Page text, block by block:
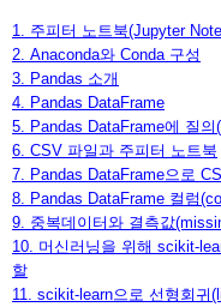
1. 주피터 노트북(Jupyter
2. Anaconda와 Conda 구성
3. Pandas 소개
4. Pandas DataFrame
5. Pandas DataFrame에 질의
6. CSV 파일과 주피터 노트북
7. Pandas DataFrame으로
8. Pandas DataFrame 컬럼
9. 중복데이터와 결측값
10. 머신러닝을 위해 scikit-
할
11. scikit-learn으로 선형회귀